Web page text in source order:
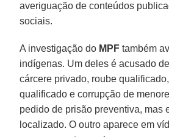
averiguação de conteúdos
sociais.
A investigação do MPF também
indígenas. Um deles é acusado
cárcere privado, roube
qualificado e corrupção de
pedido de prisão preventiva, mas
localizado. O outro aparece em